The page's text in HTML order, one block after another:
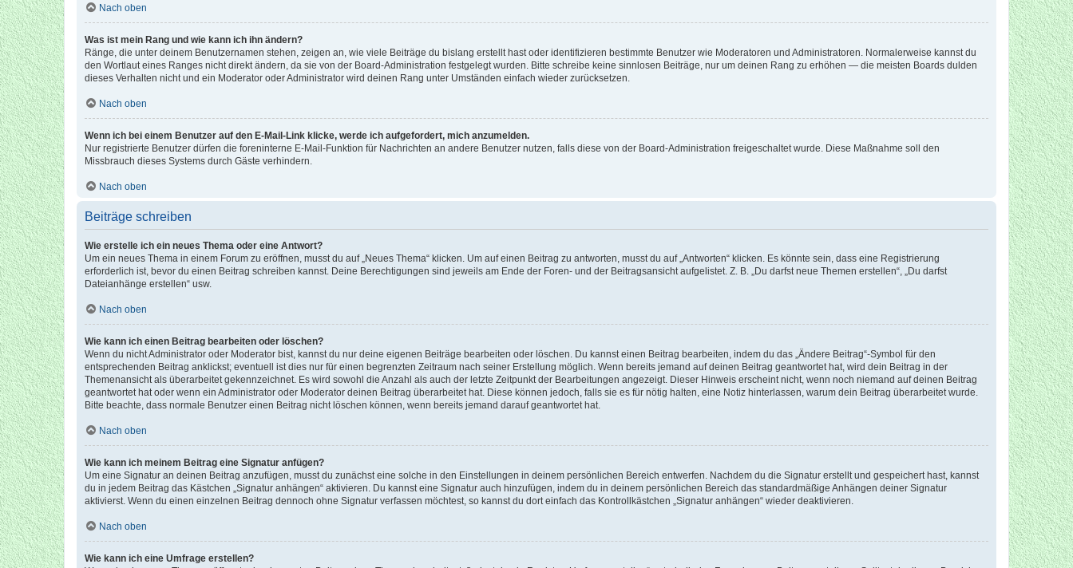
Nach oben
Was ist mein Rang und wie kann ich ihn ändern?
Ränge, die unter deinem Benutzernamen stehen, zeigen an, wie viele Beiträge du bislang erstellt hast oder identifizieren bestimmte Benutzer wie Moderatoren und Administratoren. Normalerweise kannst du
den Wortlaut eines Ranges nicht direkt ändern, da sie von der Board-Administration festgelegt wurden. Bitte schreibe keine sinnlosen Beiträge, nur um deinen Rang zu erhöhen — die meisten Boards dulden
dieses Verhalten nicht und ein Moderator oder Administrator wird deinen Rang unter Umständen einfach wieder zurücksetzen.
Nach oben
Wenn ich bei einem Benutzer auf den E-Mail-Link klicke, werde ich aufgefordert, mich anzumelden.
Nur registrierte Benutzer dürfen die foreninterne E-Mail-Funktion für Nachrichten an andere Benutzer nutzen, falls diese von der Board-Administration freigeschaltet wurde. Diese Maßnahme soll den
Missbrauch dieses Systems durch Gäste verhindern.
Nach oben
Beiträge schreiben
Wie erstelle ich ein neues Thema oder eine Antwort?
Um ein neues Thema in einem Forum zu eröffnen, musst du auf „Neues Thema“ klicken. Um auf einen Beitrag zu antworten, musst du auf „Antworten“ klicken. Es könnte sein, dass eine Registrierung
erforderlich ist, bevor du einen Beitrag schreiben kannst. Deine Berechtigungen sind jeweils am Ende der Foren- und der Beitragsansicht aufgelistet. Z. B. „Du darfst neue Themen erstellen“, „Du darfst
Dateianhänge erstellen“ usw.
Nach oben
Wie kann ich einen Beitrag bearbeiten oder löschen?
Wenn du nicht Administrator oder Moderator bist, kannst du nur deine eigenen Beiträge bearbeiten oder löschen. Du kannst einen Beitrag bearbeiten, indem du das „Ändere Beitrag“-Symbol für den
entsprechenden Beitrag anklickst; eventuell ist dies nur für einen begrenzten Zeitraum nach seiner Erstellung möglich. Wenn bereits jemand auf deinen Beitrag geantwortet hat, wird dein Beitrag in der
Themenansicht als überarbeitet gekennzeichnet. Es wird sowohl die Anzahl als auch der letzte Zeitpunkt der Bearbeitungen angezeigt. Dieser Hinweis erscheint nicht, wenn noch niemand auf deinen Beitrag
geantwortet hat oder wenn ein Administrator oder Moderator deinen Beitrag überarbeitet hat. Diese können jedoch, falls sie es für nötig halten, eine Notiz hinterlassen, warum dein Beitrag überarbeitet wurde.
Bitte beachte, dass normale Benutzer einen Beitrag nicht löschen können, wenn bereits jemand darauf geantwortet hat.
Nach oben
Wie kann ich meinem Beitrag eine Signatur anfügen?
Um eine Signatur an deinen Beitrag anzufügen, musst du zunächst eine solche in den Einstellungen in deinem persönlichen Bereich entwerfen. Nachdem du die Signatur erstellt und gespeichert hast, kannst
du in jedem Beitrag das Kästchen „Signatur anhängen“ aktivieren. Du kannst eine Signatur auch hinzufügen, indem du in deinem persönlichen Bereich das standardmäßige Anhängen deiner Signatur
aktivierst. Wenn du einen einzelnen Beitrag dennoch ohne Signatur verfassen möchtest, so kannst du dort einfach das Kontrollkästchen „Signatur anhängen“ wieder deaktivieren.
Nach oben
Wie kann ich eine Umfrage erstellen?